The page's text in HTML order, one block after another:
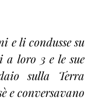
e li condusse su
loro 3 e le sue
sulla Terra
e conversavano